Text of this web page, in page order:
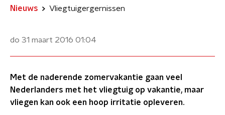
Nieuws Vliegtuigergernissen
do 31 maart 2016 01:04
Met de naderende zomervakantie gaan veel
Nederlanders met het vliegtuig op vakantie, maar
vliegen kan ook een hoop irritatie opleveren.